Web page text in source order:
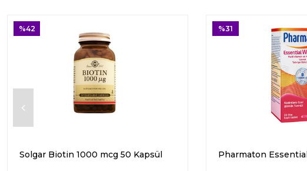
Solgar Biotin 1000 mcg 50 Kapsül
%42 %31